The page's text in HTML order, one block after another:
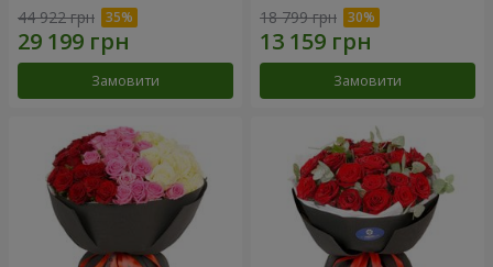
44 922 грн
Замовити
18 799 грн
Замовити